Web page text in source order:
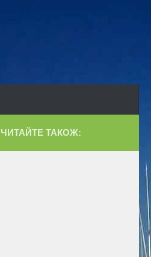
ЧИТАЙТЕ ТАКОЖ: